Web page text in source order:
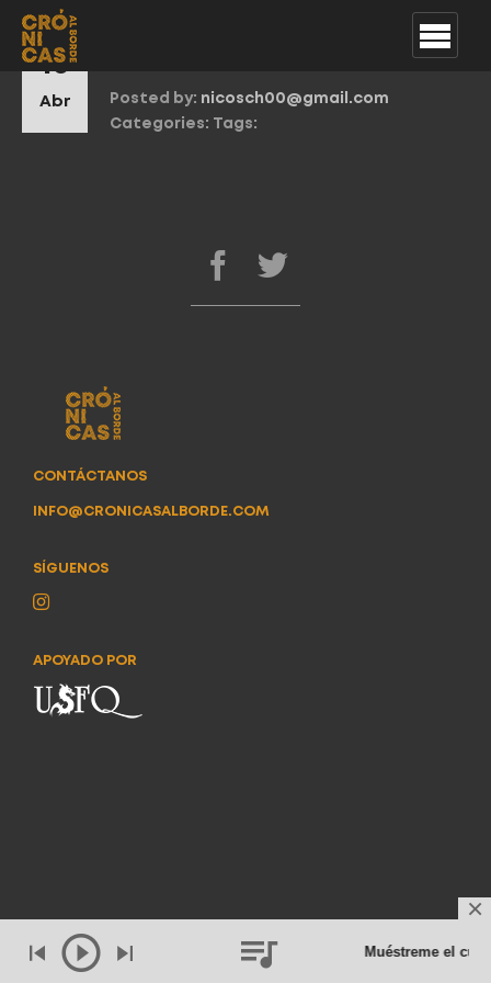
Posted by: nicosch00@gmail.com
Categories: Tags:
10
Abr
CONTÁCTANOS
INFO@CRONICASALBORDE.COM
SÍGUENOS
APOYADO POR
Muéstreme el